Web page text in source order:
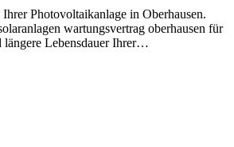
Photovoltaikanlage in Oberhausen.
wartungsvertrag oberhausen für
längere Lebensdauer Ihrer…